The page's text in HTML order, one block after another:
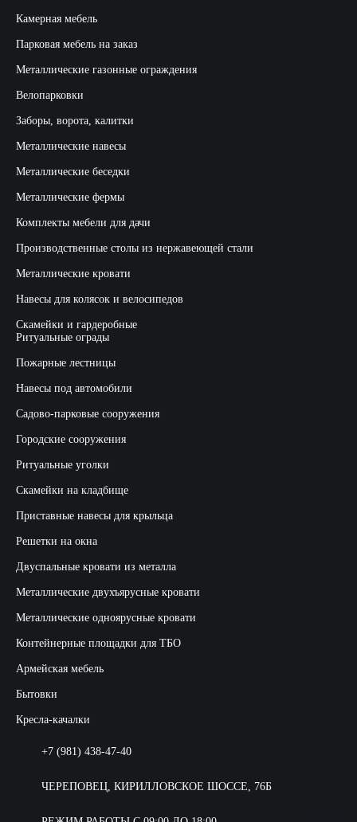
Камерная мебель
Парковая мебель на заказ
Металлические газонные ограждения
Велопарковки
Заборы, ворота, калитки
Металлические навесы
Металлические беседки
Металлические фермы
Комплекты мебели для дачи
Производственные столы из нержавеющей стали
Металлические кровати
Навесы для колясок и велосипедов
Скамейки и гардеробные
Ритуальные ограды
Пожарные лестницы
Навесы под автомобили
Садово-парковые сооружения
Городские сооружения
Ритуальные уголки
Скамейки на кладбище
Приставные навесы для крыльца
Решетки на окна
Двуспальные кровати из металла
Металлические двухъярусные кровати
Металлические одноярусные кровати
Контейнерные площадки для ТБО
Армейская мебель
Бытовки
Кресла-качалки
+7 (981) 438-47-40
ЧЕРЕПОВЕЦ, КИРИЛЛОВСКОЕ ШОССЕ, 76Б